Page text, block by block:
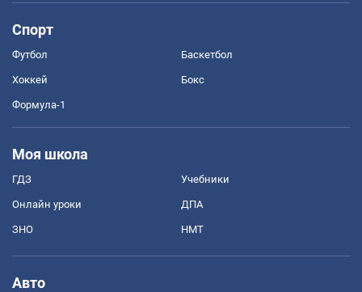
Спорт
Футбол Баскетбол
Хоккей Бокс
Формула-1
Моя школа
ГДЗ Учебники
Онлайн уроки ДПА
ЗНО НМТ
Авто